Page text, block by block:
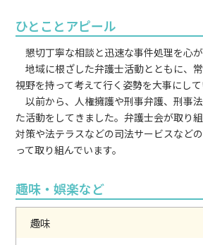
ひとことアピール
懇切丁寧な相談と迅速な事件処理を心が
地域に根ざした弁護士活動とともに、
視野を持って考えて行く姿勢を大事にして
以前から、人権擁護や刑事弁護、刑事
た活動をしてきました。弁護士会が取り
対策や法テラスなどの司法サービスなど
って取り組んでいます。
趣味・娯楽など
趣味